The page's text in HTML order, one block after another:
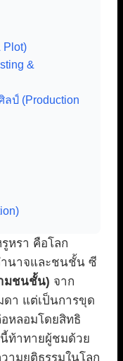
Plot)
&
ป์ (Production
หรา คือโลก
ำนาจและชนชั้น ซี
มชนชั้น) จาก
ดา แต่เป็นการขุด
หลอมโดยสิทธิ
นี้ท้าทายผู้ชมด้วย
ามยุติธรรมในโลก